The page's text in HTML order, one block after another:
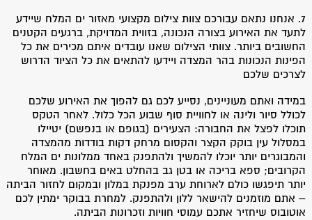
7. אנחנו נתאם עבורכם צוות צילום מקצועי מאזור ים המלח שיידע
לתעד את האירוע בצורה הנכונה, בזווית המדויקת, ברגעים הקטנים
החשובים ביותר. צוותי הצילום שאנו עובדים איתם מכירים את כל
הפינות הנכונות בהר המצדה ויידעו להתאים את כל הציוד הדרוש
לצרכים שלכם
במידה ואתם מעוניינים, נסייע לכם גם להפוך את האירוע שלכם
לכולל סיור ולינה או לחוויית סוף שבוע הכל כלול. לאחר הטקס
תוכלו לפצל את החבורה: הצעירים (בגופם או בנפשם) יטיילו
במסלול עין בוקק הקצר והקסום מרחק דקות בודדות מהמצדה
והמבוגרים יותר יוכלו להמשיך ולהתפנק באחד ממלונות ים המלח
הקרובים; ספא בריכה או בטן גב בהחלט באים בחשבון. מאוחר
יותר תיפגשו כולם לארוחת ערב מפנקת במלון ובמקום לחזור הביתה
– אתם מוזמנים להישאר ללון ולהתפנק. למחרת בבוקר ימתין לכם
אוטובוס שיחזיר אתכם עמוסי חוויות וזכרונות הביתה.